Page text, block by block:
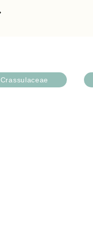
Crassulaceae